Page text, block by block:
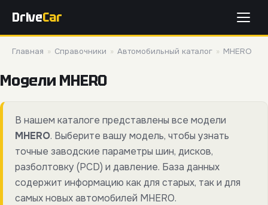
DriveCar
Главная » Справочники » Автомобильный каталог » MHERO
Модели MHERO
В нашем каталоге представлены все модели
MHERO. Выберите вашу модель, чтобы узнать
точные заводские параметры шин, дисков,
разболтовку (PCD) и давление. База данных
содержит информацию как для старых, так и для
самых новых автомобилей MHERO.